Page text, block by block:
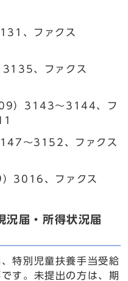
、ファクス
、ファクス
）3143～3144、フ
～3152、ファクス
3016、ファクス
況届・所得状況届
特別児童扶養手当受給
す。未提出の方は、期